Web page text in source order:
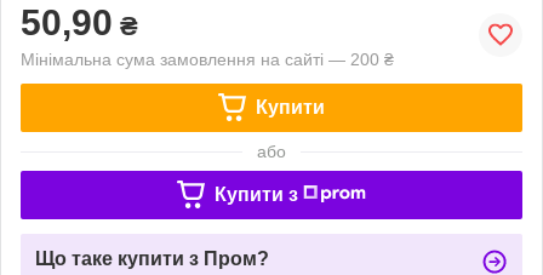
50,90 ₴
Мінімальна сума замовлення на сайті — 200 ₴
Купити
або
Купити з
Що таке купити з Пром?